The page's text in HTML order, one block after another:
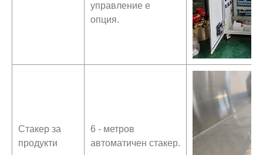
управление е
опция.
Стакер за
продукти
6 - метров
автоматичен стакер.